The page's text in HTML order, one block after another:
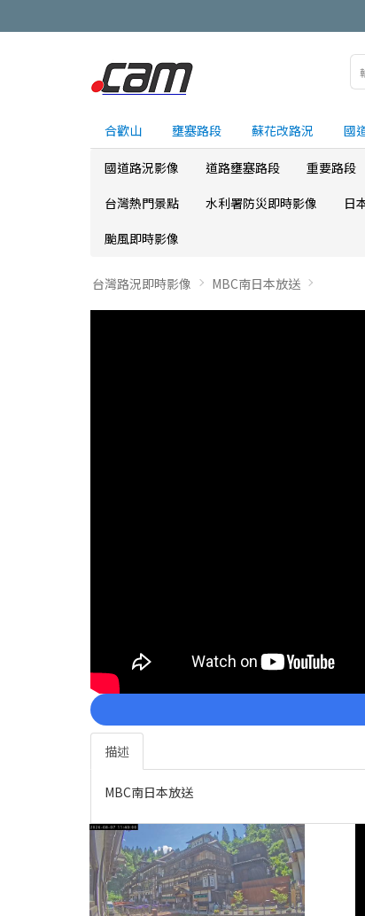
合歡山 壅塞路段 蘇花改路況 國
國道路況影像 道路壅塞路段 重要路段
台灣熱門景點
水利署防災即時影像 日
颱風即時影像
台灣路況即時影像 MBC南日本放送
描述
MBC南日本放送